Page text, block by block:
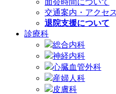
交通案内・アクセ
退院支援について
診療科
総合内科
神経内科
心臓血管外科
産婦人科
皮膚科